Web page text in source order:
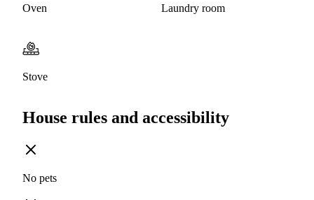
Oven Laundry room
Stove
House rules and accessibility
No pets